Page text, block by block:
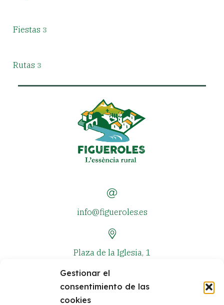
Gestionar el
consentimiento de las
cookies
Fiestas 3
Rutas 3
info@figueroles.es
Plaza de la Iglesia, 1
+34 964 381 573